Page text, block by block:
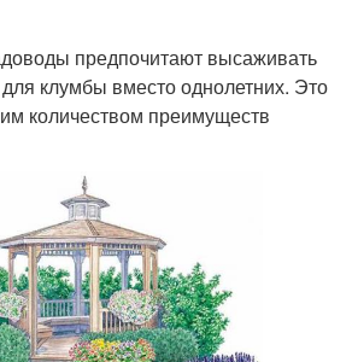
предпочитают высаживать
клумбы вместо однолетних. Это
количеством преимуществ